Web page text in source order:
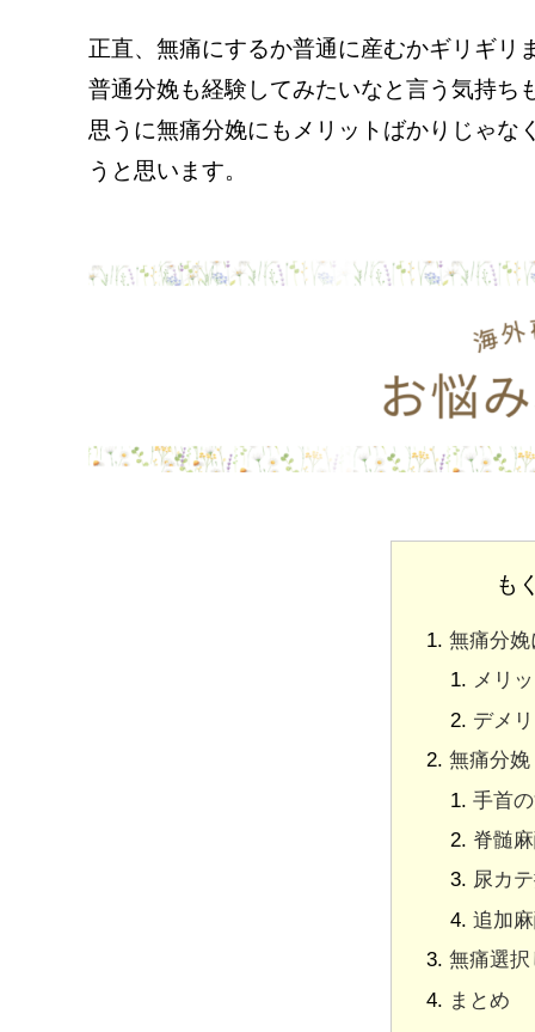
正直、無痛にするか普通に産むかギリギリ
普通分娩も経験してみたいなと言う気持ち
思うに無痛分娩にもメリットばかりじゃな
うと思います。
も
無痛分
メリ
デメ
無痛分娩
手首
脊髄
尿カ
追加
無痛選
まとめ